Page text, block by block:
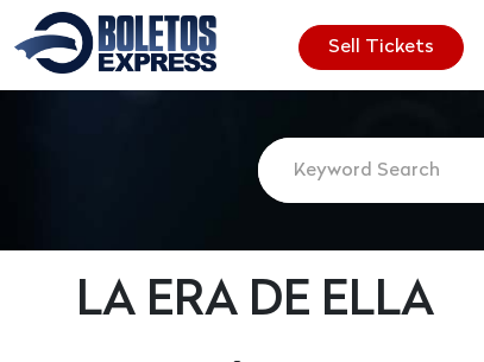
Sell Tickets
LA ERA DE ELLA